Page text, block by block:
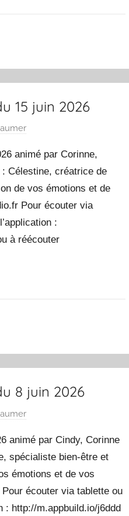
15 juin 2026
animé par Corinne,
: Célestine, créatrice de
de vos émotions et de
Pour écouter via
:
à réécouter
8 juin 2026
animé par Cindy, Corinne
spécialiste bien-être et
émotions et de vos
écouter via tablette ou
: http://m.appbuild.io/j6ddd